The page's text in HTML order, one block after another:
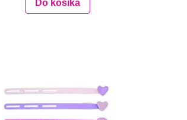
Do košíka